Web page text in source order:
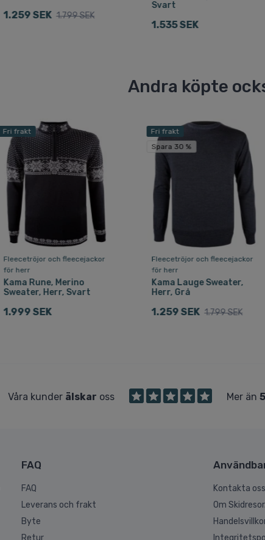
1.259 SEK 1.799 SEK
Svart
1.535 SEK
Andra köpte
Fri frakt
Fleecetröjor och fleecejackor
för herr
Kama Rune, Merino
Sweater, Herr, Svart
1.999 SEK
Fri frakt
Spara 30 %
Fleecetröjor och fleecejackor
för herr
Kama Lauge Sweater,
Herr, Grå
1.259 SEK 1.799 SEK
Våra kunder älskar oss Mer än
FAQ
FAQ
Leverans och frakt
Byte
Retur
Kontakta oss
Om